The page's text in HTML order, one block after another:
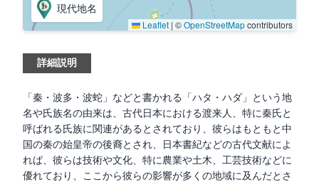
現代地名
Leaflet | ©OpenStreetMapcontributors
詳細説明
「秦・波多・波蛇」などと書かれる「ハタ・ハダ」という地
名や氏族名の由来は、古代日本における渡来人、特に秦氏と
呼ばれる氏族に関連があるとされており、彼らはもともと中
国の秦の始皇帝の後裔とされ、日本書紀などの古代文献によ
れば、彼らは技術や文化、特に農業や土木、工芸技術などに
優れており、ここから彼らの影響が多くの地域に及んだとさ